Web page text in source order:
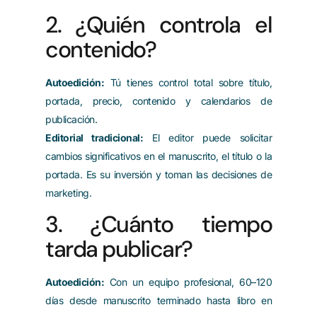
2. ¿Quién controla el
contenido?
Autoedición: Tú tienes control total sobre título,
portada, precio, contenido y calendarios de
publicación.
Editorial tradicional: El editor puede solicitar
cambios significativos en el manuscrito, el título o la
portada. Es su inversión y toman las decisiones de
marketing.
3. ¿Cuánto tiempo
tarda publicar?
Autoedición: Con un equipo profesional, 60–120
días desde manuscrito terminado hasta libro en